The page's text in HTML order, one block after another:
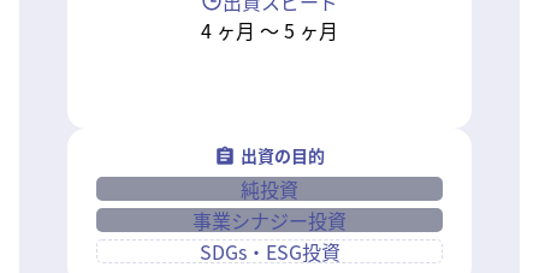
4 ヶ月 〜5 ヶ月
出資の目的
純投資
事業シナジー投資
SDGs・ESG投資